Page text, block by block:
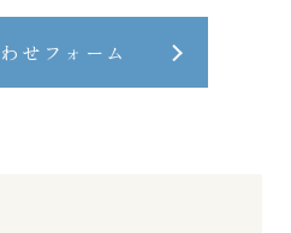
せフォーム